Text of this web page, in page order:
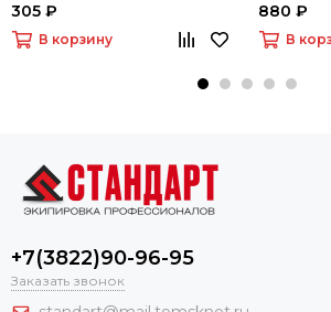
305 ₽
В корзину
880 ₽
В
+7(3822)90-96-95
Заказать звонок